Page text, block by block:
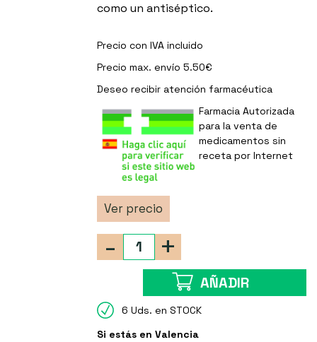
como un antiséptico.
Precio con IVA incluido
Precio max. envío 5.50€
Deseo recibir atención farmacéutica
Farmacia Autorizada
para la venta de
medicamentos sin
receta por Internet
Ver precio
+
-
AÑADIR
6 Uds. en STOCK
Si estás en Valencia